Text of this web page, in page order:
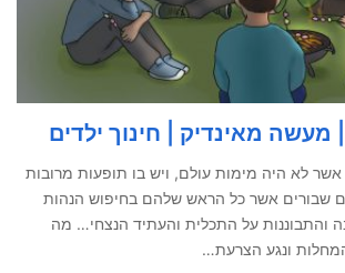
מאינדיק | חינוך ילדים
אשר לא היה מימות עולם, ויש בו תופעות מרובות
שבורים אשר כל הראש שלהם בחיפוש הנהות
והתבוננות על התכלית והעתיד הנצחי… מה
ונגע הצרעת…